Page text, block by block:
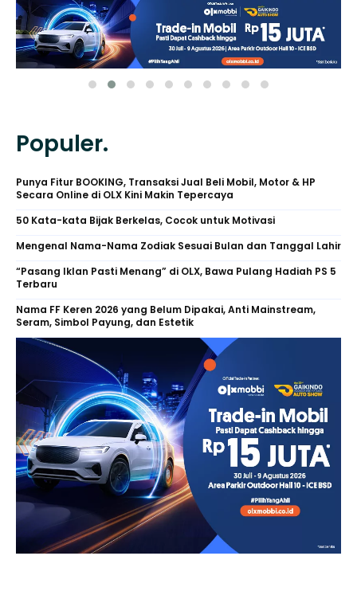
Populer.
Punya Fitur BOOKING, Transaksi Jual Beli Mobil, Motor & HP
Secara Online di OLX Kini Makin Tepercaya
50 Kata-kata Bijak Berkelas, Cocok untuk Motivasi
Mengenal Nama-Nama Zodiak Sesuai Bulan dan Tanggal Lahir
“Pasang Iklan Pasti Menang” di OLX, Bawa Pulang Hadiah PS 5
Terbaru
Nama FF Keren 2026 yang Belum Dipakai, Anti Mainstream,
Seram, Simbol Payung, dan Estetik